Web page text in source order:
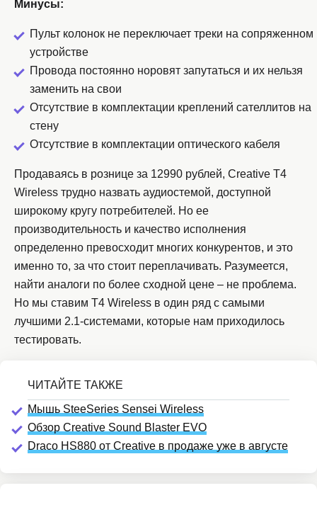
Минусы:
Пульт колонок не переключает треки на сопряженном
устройстве
Провода постоянно норовят запутаться и их нельзя
заменить на свои
Отсутствие в комплектации креплений сателлитов на
стену
Отсутствие в комплектации оптического кабеля
Продаваясь в рознице за 12990 рублей, Creative T4
Wireless трудно назвать аудиостемой, доступной
широкому кругу потребителей. Но ее
производительность и качество исполнения
определенно превосходит многих конкурентов, и это
именно то, за что стоит переплачивать. Разумеется,
найти аналоги по более сходной цене – не проблема.
Но мы ставим T4 Wireless в один ряд с самыми
лучшими 2.1-системами, которые нам приходилось
тестировать.
Мышь SteeSeries Sensei Wireless
Обзор Creative Sound Blaster EVO
Draco HS880 от Creative в продаже уже в августе